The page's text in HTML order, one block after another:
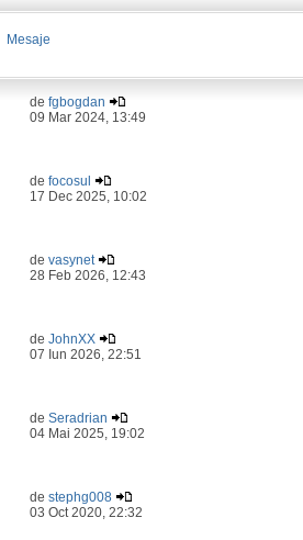
Mesaje
defgbogdan
09 Mar 2024, 13:49
defocosul
17 Dec 2025, 10:02
devasynet
28 Feb 2026, 12:43
deJohnXX
07 Iun 2026, 22:51
deSeradrian
04 Mai 2025, 19:02
destephg008
03 Oct 2020, 22:32